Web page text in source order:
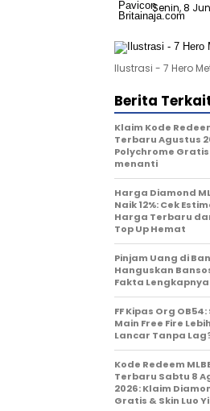
Senin, 8
Ilustrasi - 7 Hero
Berita
Klaim Kode
Terbaru Agustus
Polychrome Gratis
menanti
Harga Diamond
Naik 12%: Cek
Harga Terbaru
Top Up Hemat
Pinjam Uang di
Hanguskan
Fakta Lengkapnya
FF Kipas Org
Main Free Fire Lebih
Lancar Tanpa
Kode Redeem
Terbaru Sabtu 8
2026: Klaim
Gratis & Skin Luo Yi